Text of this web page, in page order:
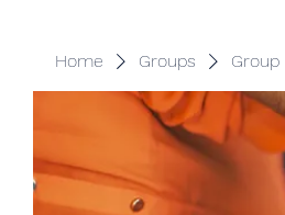
Home Groups Group